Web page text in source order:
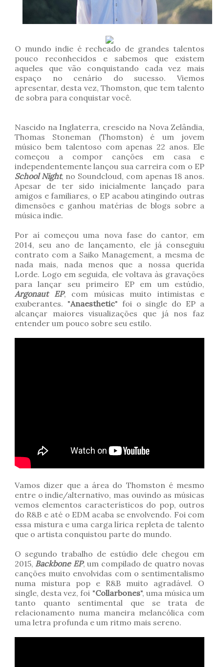
O mundo indie é recheado de grandes talentos
pouco reconhecidos e sabemos que existem
aqueles que vão conquistando cada vez mais
espaço no cenário do sucesso. Viemos
apresentar, desta vez, Thomston, que tem talento
de sobra para conquistar você.
Nascido na Inglaterra, crescido na Nova Zelândia,
Thomas Stoneman (Thomston) é um jovem
músico bem talentoso com apenas 22 anos. Ele
começou a compor canções em casa e
independentemente lançou sua carreira com o EP
School Night, no Soundcloud, com apenas 18 anos.
Apesar de ter sido inicialmente lançado para
amigos e familiares, o EP acabou atingindo outras
dimensões e ganhou matérias de blogs sobre a
música indie.
Por aí começou uma nova fase do cantor, em
2014, seu ano de lançamento, ele já conseguiu
contrato com a Saiko Management, a mesma de
nada mais, nada menos que a nossa querida
Lorde. Logo em seguida, ele voltava às gravações
para lançar seu primeiro EP em um estúdio,
Argonaut EP, com músicas muito intimistas e
exuberantes. "Anaesthetic" foi o single do EP a
alcançar maiores visualizações que já nos faz
entender um pouco sobre seu estilo.
Vamos dizer que a área do Thomston é mesmo
entre o indie/alternativo, mas ouvindo as músicas
vemos elementos característicos do pop, outros
do R&B e até o EDM acaba se envolvendo. Foi com
essa mistura e uma carga lírica repleta de talento
que o artista conquistou parte do mundo.
O segundo trabalho de estúdio dele chegou em
2015, Backbone EP, um compilado de quatro novas
canções muito envolvidas com o sentimentalismo
numa mistura pop e R&B muito agradável. O
single, desta vez, foi "Collarbones", uma música um
tanto quanto sentimental que se trata de
relacionamento numa maneira melancólica com
uma letra profunda e um ritmo mais sereno.